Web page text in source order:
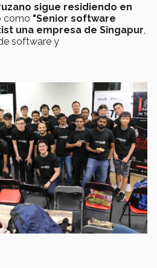
sigue residiendo en
como "Senior software
una empresa de Singapur,
software y